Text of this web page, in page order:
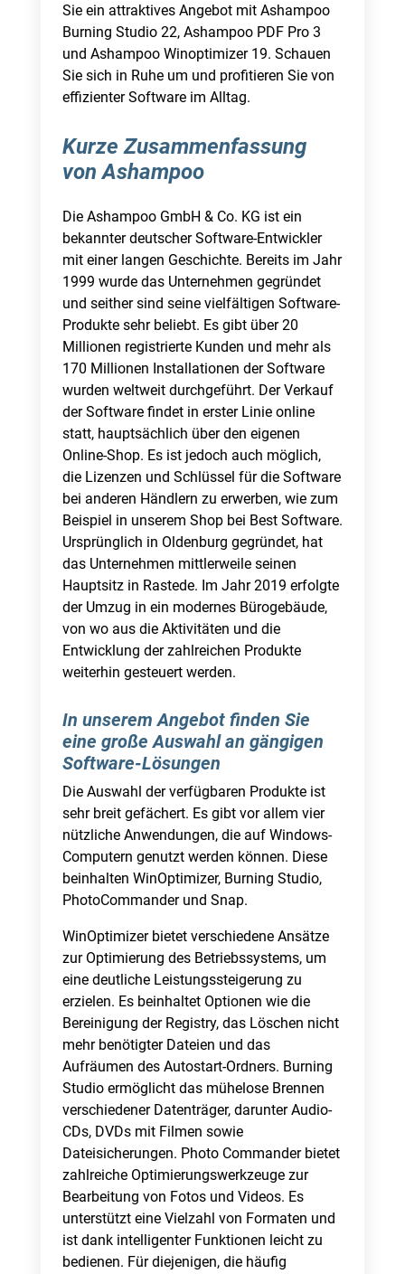
Sie ein attraktives Angebot mit Ashampoo
Burning Studio 22, Ashampoo PDF Pro 3
und Ashampoo Winoptimizer 19. Schauen
Sie sich in Ruhe um und profitieren Sie von
effizienter Software im Alltag.
Kurze Zusammenfassung
von Ashampoo
Die Ashampoo GmbH & Co. KG ist ein
bekannter deutscher Software-Entwickler
mit einer langen Geschichte. Bereits im Jahr
1999 wurde das Unternehmen gegründet
und seither sind seine vielfältigen Software-
Produkte sehr beliebt. Es gibt über 20
Millionen registrierte Kunden und mehr als
170 Millionen Installationen der Software
wurden weltweit durchgeführt. Der Verkauf
der Software findet in erster Linie online
statt, hauptsächlich über den eigenen
Online-Shop. Es ist jedoch auch möglich,
die Lizenzen und Schlüssel für die Software
bei anderen Händlern zu erwerben, wie zum
Beispiel in unserem Shop bei Best Software.
Ursprünglich in Oldenburg gegründet, hat
das Unternehmen mittlerweile seinen
Hauptsitz in Rastede. Im Jahr 2019 erfolgte
der Umzug in ein modernes Bürogebäude,
von wo aus die Aktivitäten und die
Entwicklung der zahlreichen Produkte
weiterhin gesteuert werden.
In unserem Angebot finden Sie
eine große Auswahl an gängigen
Software-Lösungen
Die Auswahl der verfügbaren Produkte ist
sehr breit gefächert. Es gibt vor allem vier
nützliche Anwendungen, die auf Windows-
Computern genutzt werden können. Diese
beinhalten WinOptimizer, Burning Studio,
PhotoCommander und Snap.
WinOptimizer bietet verschiedene Ansätze
zur Optimierung des Betriebssystems, um
eine deutliche Leistungssteigerung zu
erzielen. Es beinhaltet Optionen wie die
Bereinigung der Registry, das Löschen nicht
mehr benötigter Dateien und das
Aufräumen des Autostart-Ordners. Burning
Studio ermöglicht das mühelose Brennen
verschiedener Datenträger, darunter Audio-
CDs, DVDs mit Filmen sowie
Dateisicherungen. Photo Commander bietet
zahlreiche Optimierungswerkzeuge zur
Bearbeitung von Fotos und Videos. Es
unterstützt eine Vielzahl von Formaten und
ist dank intelligenter Funktionen leicht zu
bedienen. Für diejenigen, die häufig